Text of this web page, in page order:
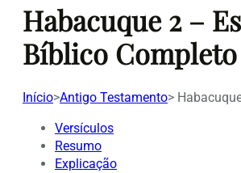
Habacuque 2 –
Bíblico Completo
Início>Antigo Testamento>
Versículos
Resumo
Explicação